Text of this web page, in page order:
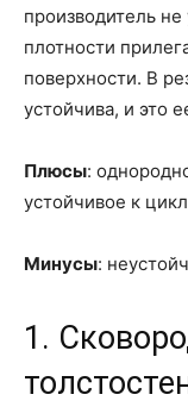
производитель
плотности
поверхности. В
устойчива, и это
Плюсы:
устойчивое к
Минусы:
1.